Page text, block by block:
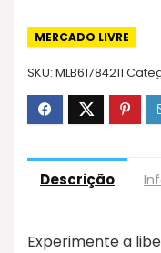
MERCADO LIVRE
SKU: MLB61784211
Descrição
Experimente a